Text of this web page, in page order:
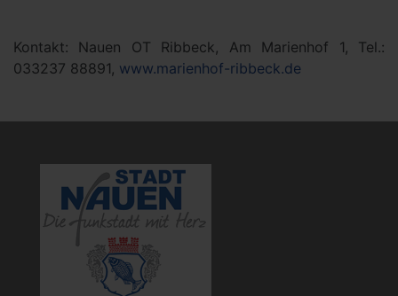
Kontakt: Nauen OT Ribbeck, Am Marienhof 1, Tel.:
033237 88891, www.marienhof-ribbeck.de